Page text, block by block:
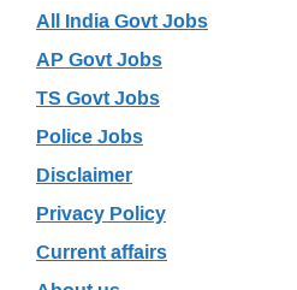
All India Govt Jobs
AP Govt Jobs
TS Govt Jobs
Police Jobs
Disclaimer
Privacy Policy
Current affairs